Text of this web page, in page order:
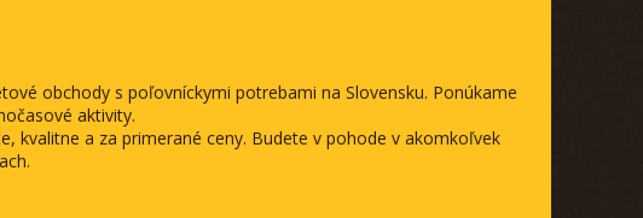
obchody s poľovníckymi potrebami na Slovensku. Ponúkame
aktivity.
kvalitne a za primerané ceny. Budete v pohode v akomkoľvek